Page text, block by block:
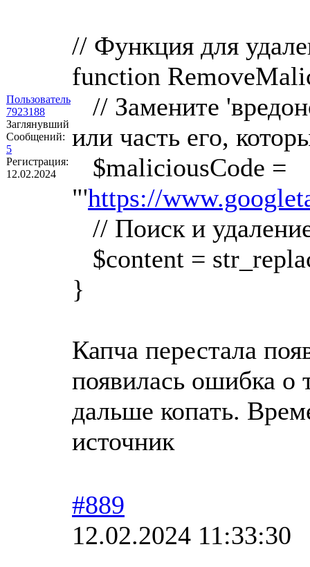
Пользователь
7923188
Заглянувший
Сообщений:
5
Регистрация:
12.02.2024
// Функция для
function
// Замените
или часть его,
$maliciousCode =
"'https://
// Поиск и
$content =
}
Капча перестала
появилась ошибка
дальше копать.
источник
#889
12.02.2024 11:33:30